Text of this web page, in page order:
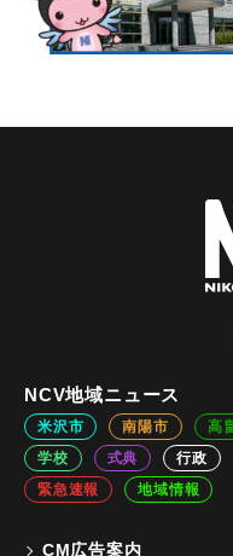
NCV地域ニュース
米沢市 南陽市 高
学校
式典 行政
緊急速報
地域情報
CM広告案内